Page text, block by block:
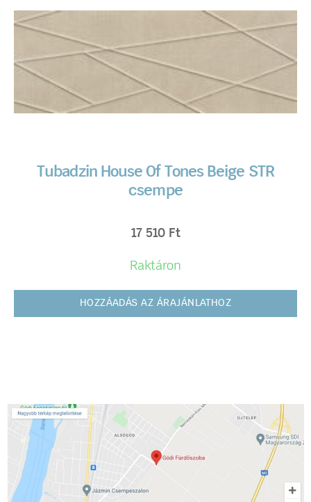
Tubadzin House Of Tones Beige STR
csempe
17 510 Ft
Raktáron
HOZZÁADÁS AZ ÁRAJÁNLATHOZ